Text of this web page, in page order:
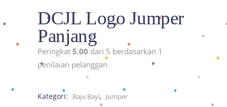
DCJL Logo Jumper
Panjang
Peringkat 5.00 dari 5 berdasarkan 1
penilaian pelanggan
Kategori: Baju Bayi, Jumper